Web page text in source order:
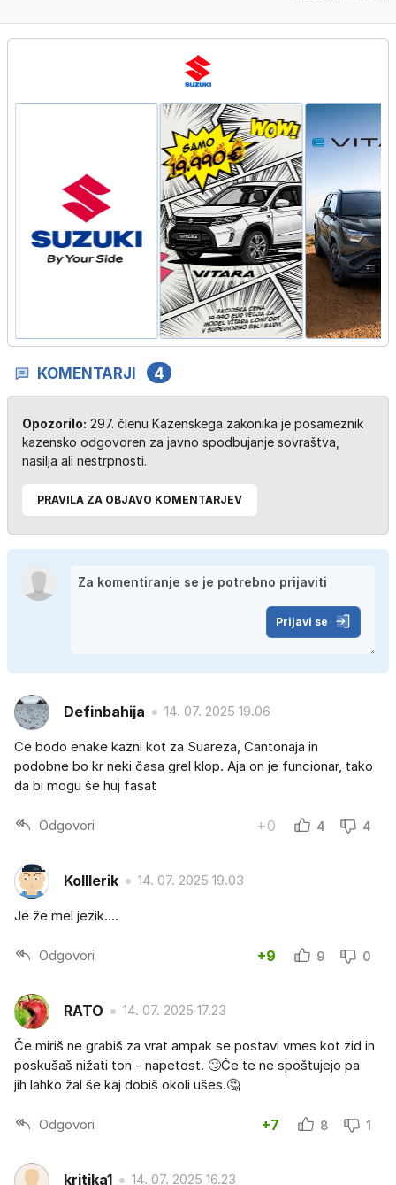
KOMENTARJI 4
Opozorilo: 297. členu Kazenskega zakonika je posameznik
kazensko odgovoren za javno spodbujanje sovraštva,
nasilja ali nestrpnosti.
PRAVILA ZA OBJAVO KOMENTARJEV
Prijavi se
Definbahija 14. 07. 2025 19.06
Ce bodo enake kazni kot za Suareza, Cantonaja in
podobne bo kr neki časa grel klop. Aja on je funcionar, tako
da bi mogu še huj fasat
Odgovori +0 4 4
Kolllerik 14. 07. 2025 19.03
Je že mel jezik....
Odgovori +9 9 0
RATO 14. 07. 2025 17.23
Če miriš ne grabiš za vrat ampak se postavi vmes kot zid in
poskušaš nižati ton - napetost. 🙄Če te ne spoštujejo pa
jih lahko žal še kaj dobiš okoli ušes.🤔
Odgovori +7 8 1
kritika1 14. 07. 2025 16.23